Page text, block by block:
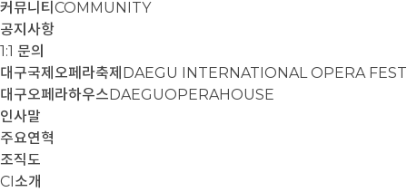
커뮤니티 COMMUNITY
공지사항
1:1 문의
대구국제오페라축제 DAEGU INTERNATIONAL OPERA
대구오페라하우스DAEGUOPERAHOUSE
인사말
주요연혁
조직도
CI소개